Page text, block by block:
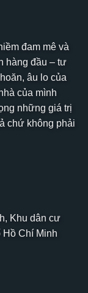
đam mê và
hàng đầu – tư
âu lo của
của mình
những giá trị
chứ không phải
Khu dân cư
Chí Minh